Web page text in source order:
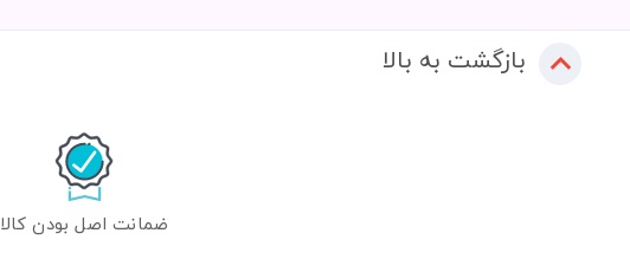
بازگشت به بالا
ضمانت اصل بودن کالا